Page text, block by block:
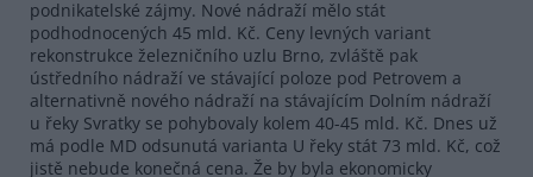
podnikatelské zájmy. Nové nádraží mělo stát
podhodnocených 45 mld. Kč. Ceny levných variant
rekonstrukce železničního uzlu Brno, zvláště pak
ústředního nádraží ve stávající poloze pod Petrovem a
alternativně nového nádraží na stávajícím Dolním nádraží
u řeky Svratky se pohybovaly kolem 40-45 mld. Kč. Dnes už
má podle MD odsunutá varianta U řeky stát 73 mld. Kč, což
jistě nebude konečná cena. Že by byla ekonomicky